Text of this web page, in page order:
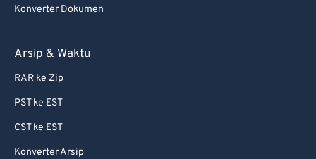
Konverter Dokumen
Arsip & Waktu
RAR ke Zip
PST ke EST
CST ke EST
Konverter Arsip